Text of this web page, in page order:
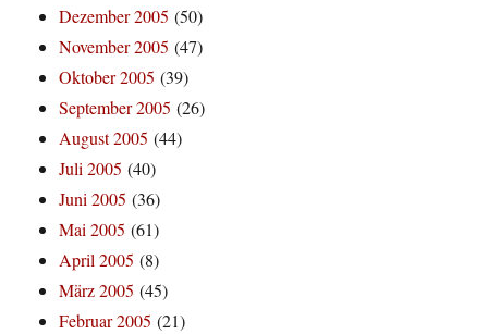
Dezember 2005 (50)
November 2005 (47)
Oktober 2005 (39)
September 2005 (26)
August 2005 (44)
Juli 2005 (40)
Juni 2005 (36)
Mai 2005 (61)
April 2005 (8)
März 2005 (45)
Februar 2005 (21)